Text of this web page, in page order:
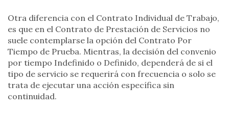
Otra diferencia con el Contrato Individual de Trabajo,
es que en el Contrato de Prestación de Servicios no
suele contemplarse la opción del Contrato Por
Tiempo de Prueba. Mientras, la decisión del convenio
por tiempo Indefinido o Definido, dependerá de si el
tipo de servicio se requerirá con frecuencia o solo se
trata de ejecutar una acción específica sin
continuidad.